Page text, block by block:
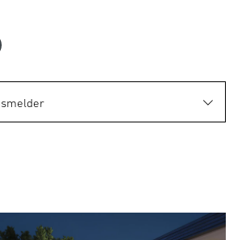
antraciet